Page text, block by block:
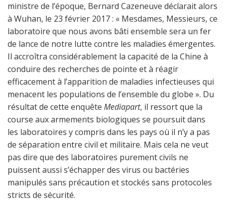
ministre de l’époque, Bernard Cazeneuve déclarait alors
à Wuhan, le 23 février 2017: « Mesdames, Messieurs, ce
laboratoire que nous avons bâti ensemble sera un fer
de lance de notre lutte contre les maladies émergentes.
Il accroîtra considérablement la capacité de la Chine à
conduire des recherches de pointe et à réagir
efficacement à l’apparition de maladies infectieuses qui
menacent les populations de l’ensemble du globe ». Du
résultat de cette enquête Mediapart, il ressort que la
course aux armements biologiques se poursuit dans
les laboratoires y compris dans les pays où il n’y a pas
de séparation entre civil et militaire. Mais cela ne veut
pas dire que des laboratoires purement civils ne
puissent aussi s’échapper des virus ou bactéries
manipulés sans précaution et stockés sans protocoles
stricts de sécurité.